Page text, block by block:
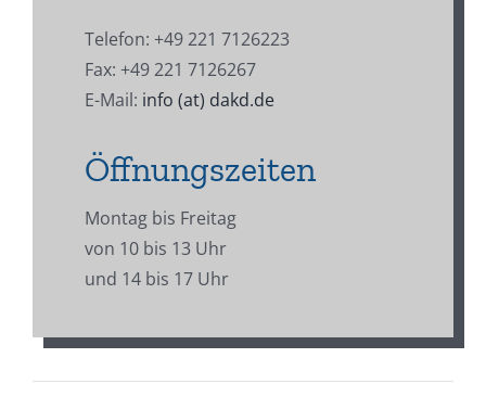
Telefon: +49 221 7126223
Fax: +49 221 7126267
E-Mail: info (at) dakd.de
Öffnungszeiten
Montag bis Freitag
von 10 bis 13 Uhr
und 14 bis 17 Uhr